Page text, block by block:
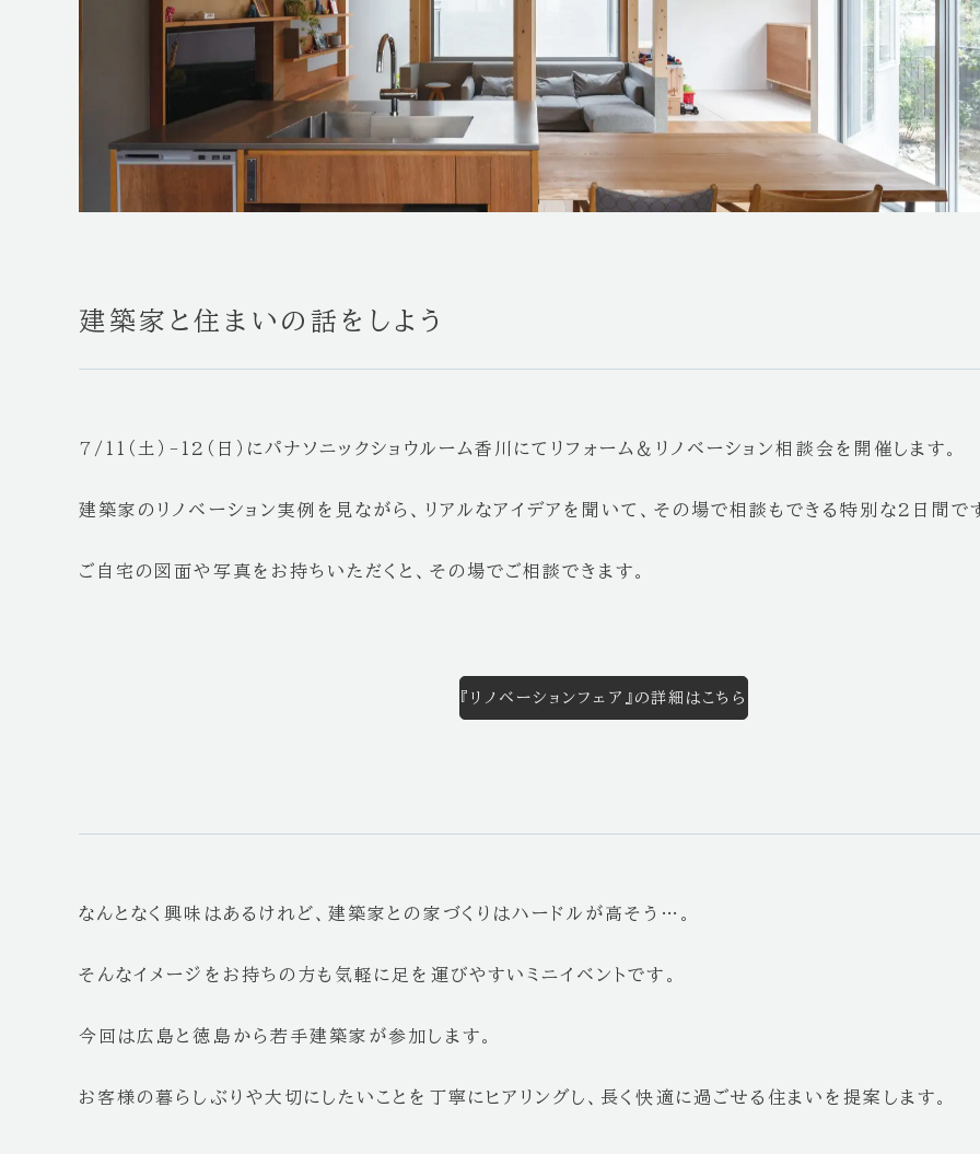
建築家と住まいの話をしよう
7/11（土）-12（日）にパナソニックショウルーム香川にてリフォーム＆リノベーション相談会を開催します。
建築家のリノベーション実例を見ながら、リアルなアイデアを聞いて、その場で相談もできる特別な2日間で
ご自宅の図面や写真をお持ちいただくと、その場でご相談できます。
『リノベーションフェア』の詳細はこちら
なんとなく興味はあるけれど、建築家との家づくりはハードルが高そう…。
そんなイメージをお持ちの方も気軽に足を運びやすいミニイベントです。
今回は広島と徳島から若手建築家が参加します。
お客様の暮らしぶりや大切にしたいことを丁寧にヒアリングし、長く快適に過ごせる住まいを提案します。